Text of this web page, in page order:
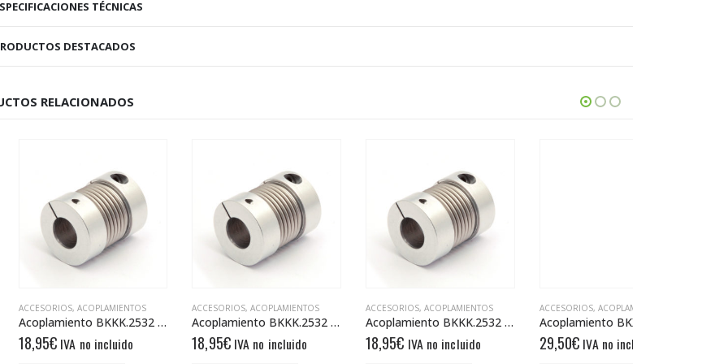
TÉCNICAS
DESTACADOS
RELACIONADOS
,ACOPLAMIENTOS
Acoplamiento BKKK.2532 10/10
IVA no incluido
ACCESORIOS ,ACOPLAMIENTOS
Acoplamiento BKKK.2532 6/8
IVA no incluido
ACCESORIOS ,ACOPLAMIENTOS
Acoplamiento BKKK.2532 10/12
IVA no incluido
ACCESORIOS ,ACOPLAMIENTOS
Acoplamiento BKXK.2135 8/8
IVA no incluido